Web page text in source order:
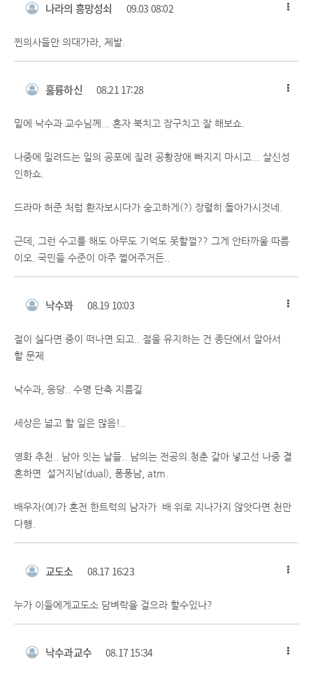
나라의 흥망성쇠 09.03 08:02
찐의사들만 의대가라, 제발.
훌륭하신 08.21 17:28
밑에 낙수과 교수님께... 혼자 북치고 장구치고 잘 해보쇼.
나중에 밀려드는 일의 공포에 질려 공황장애 빠지지 마시고... 살신성
인하쇼.
드라마 허준 처럼 환자보시다가 숭고하게(?) 장렬히 돌아가시것네.
근데, 그런 수고를 해도 아무도 기억도 못할껄?? 그게 안타까울 따름
이오. 국민들 수준이 아주 쩔어주거든..
낙수꽈 08.19 10:03
절이 싫다면 중이 떠나면 되고.. 절을 유지하는 건 종단에서 알아서
할 문제
낙수과, 응당.. 수명 단축 지름길
세상은 넓고 할 일은 많음!..
영화 추천.. 남아 잇는 날들.. 남의는 전공의.청춘 갈아 넣고선 나중 결
혼하면 설거지남(dual), 퐁퐁남, atm.
배우자(여)가 혼전 한트럭의 남자가 배 위로 지나가지 않앗다면 천만
다헁.
교도소 08.17 16:23
누가 이들에게교도소 담벼락을 걸으라 할수있나?
낙수과교수 08.17 15:34